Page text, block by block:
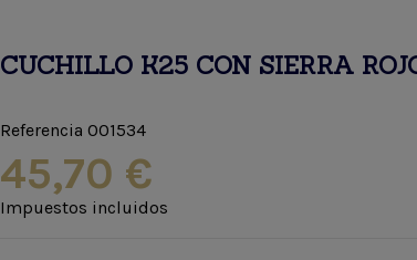
CUCHILLO K25 CON SIERRA
Referencia 001534
45,70 €
Impuestos incluidos